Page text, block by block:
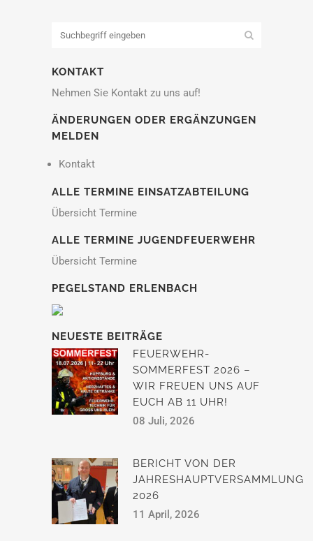
KONTAKT
Nehmen Sie Kontakt zu uns auf!
ÄNDERUNGEN ODER ERGÄNZUNGEN
MELDEN
Kontakt
ALLE TERMINE EINSATZABTEILUNG
Übersicht Termine
ALLE TERMINE JUGENDFEUERWEHR
Übersicht Termine
PEGELSTAND ERLENBACH
NEUESTE BEITRÄGE
FEUERWEHR-
SOMMERFEST 2026 –
WIR FREUEN UNS AUF
EUCH AB 11 UHR!
08 Juli, 2026
BERICHT VON DER
JAHRESHAUPTVERSAMMLUNG
2026
11 April, 2026